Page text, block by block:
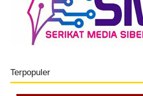
Terpopuler